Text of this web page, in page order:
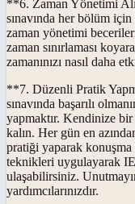
**6. Zaman Yönetimi
sınavında her bölüm
zaman yönetimi
zaman sınırlaması
zamanınızı nasıl daha
**7. Düzenli Pratik
sınavında başarılı
yapmaktır. Kendinize bir
kalın. Her gün en
pratiği yaparak
teknikleri uygulayarak
ulaşabilirsiniz.
yardımcılarınızdır.